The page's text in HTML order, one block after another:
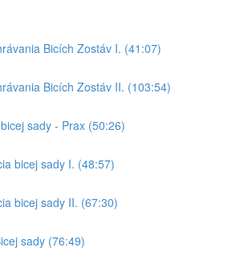
Bicích Zostáv I. (41:07)
Bicích Zostáv II. (103:54)
sady - Prax (50:26)
bicej sady I. (48:57)
bicej sady II. (67:30)
sady (76:49)